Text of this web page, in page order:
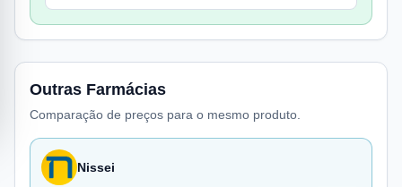
Outras Farmácias
Comparação de preços para o mesmo produto.
Nissei